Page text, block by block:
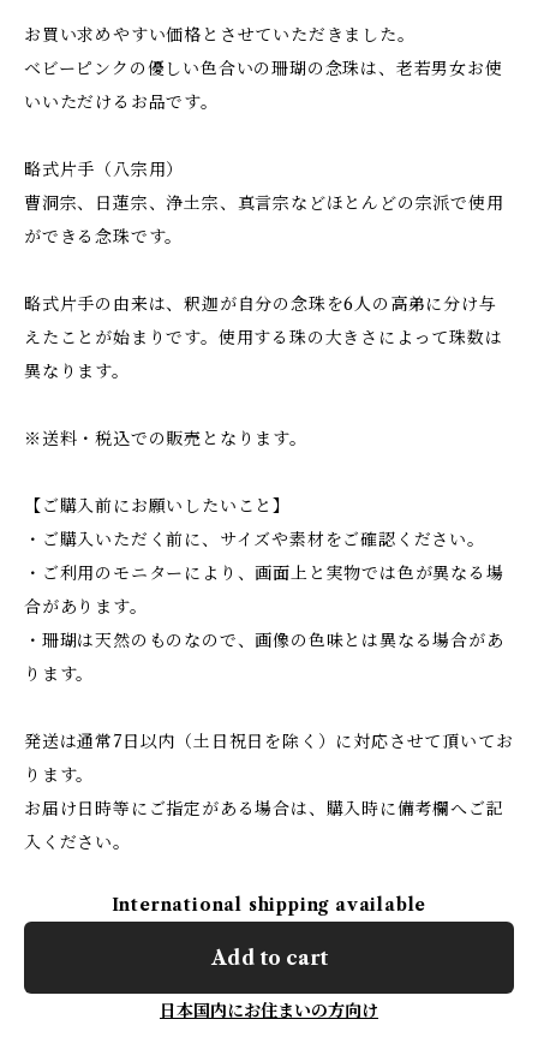
お買い求めやすい価格とさせていただきました。
ベビーピンクの優しい色合いの珊瑚の念珠は、老若男女お使
いいただけるお品です。
略式片手（八宗用）
曹洞宗、日蓮宗、浄土宗、真言宗などほとんどの宗派で使用
ができる念珠です。
略式片手の由来は、釈迦が自分の念珠を6人の高弟に分け与
えたことが始まりです。使用する珠の大きさによって珠数は
異なります。
※送料・税込での販売となります。
【ご購入前にお願いしたいこと】
・ご購入いただく前に、サイズや素材をご確認ください。
・ご利用のモニターにより、画面上と実物では色が異なる場
合があります。
・珊瑚は天然のものなので、画像の色味とは異なる場合があ
ります。
発送は通常7日以内（土日祝日を除く）に対応させて頂いてお
ります。
お届け日時等にご指定がある場合は、購入時に備考欄へご記
入ください。
International shipping available
Add to cart
日本国内にお住まいの方向け